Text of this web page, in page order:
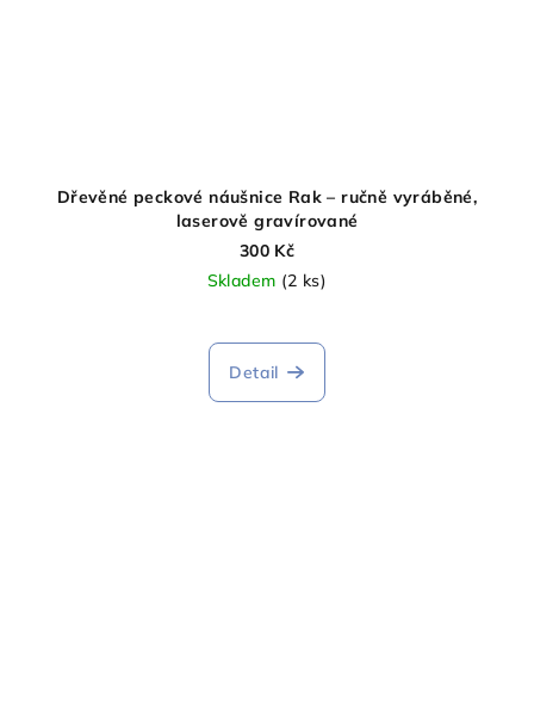
Dřevěné peckové náušnice Rak – ručně vyráběné,
laserově gravírované
300 Kč
Skladem (2 ks)
Detail